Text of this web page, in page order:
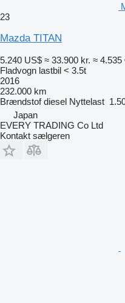
23
Mazda TITAN
5.240 US$ ≈ 33.900 kr. ≈ 4.535
Fladvogn lastbil < 3.5t
2016
232.000 km
Brændstof diesel Nyttelast
Japan
EVERY TRADING Co Ltd
Kontakt sælgeren